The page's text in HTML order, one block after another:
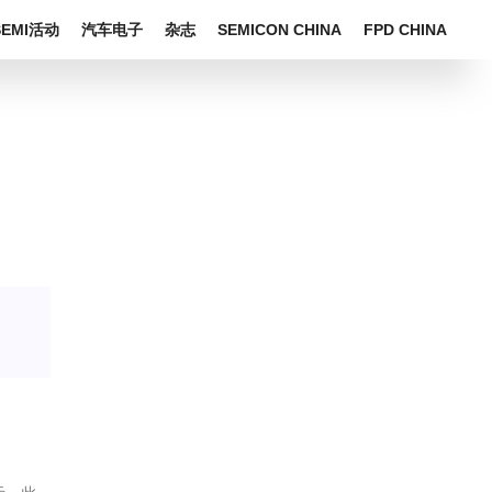
活动 汽车电子 杂志 SEMICON CHINA FPD CHINA